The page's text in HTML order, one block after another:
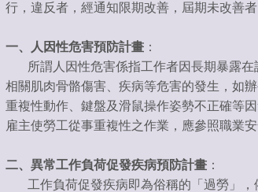
行，違反者，經通知限期改善，屆期未改善
一、人因性危害預防計畫 ：
所謂人因性危害係指工作者因長期暴露在
相關肌肉骨骼傷害、疾病等危害的發生，如
重複性動作、鍵盤及滑鼠操作姿勢不正確等
雇主使勞工從事重複性之作業，應參照職業
二、異常工作負荷促發疾病預防計畫 ：
工作負荷促發疾病即為俗稱的「過勞」，